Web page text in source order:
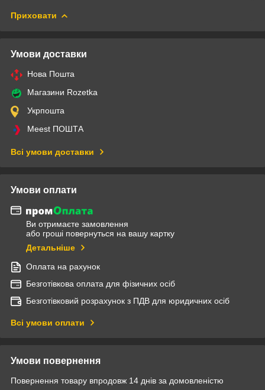
Приховати
Умови доставки
Нова Пошта
Магазини Rozetka
Укрпошта
Meest ПОШТА
Всі умови доставки
Умови оплати
Ви отримаєте замовлення
або гроші повернуться на вашу картку
Детальніше
Оплата на рахунок
Безготівкова оплата для фізичних осіб
Безготівковий розрахунок з ПДВ для юридичних осіб
Всі умови оплати
Умови повернення
Повернення товару впродовж 14 днів за домовленістю